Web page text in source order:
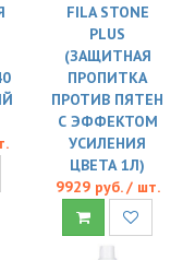
FILA STONE
PLUS
(ЗАЩИТНАЯ
ПРОПИТКА
ПРОТИВ ПЯТЕН
С ЭФФЕКТОМ
УСИЛЕНИЯ
ЦВЕТА 1Л)
9929 руб. / шт.